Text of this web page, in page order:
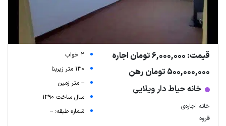
قیمت: 6,000,000 تومان اجاره
500,000,000 تومان رهن
خانه حیاط دار ویلایی
خانه اجاره‌ی
قروه
2 خواب
130 متر زیربنا
-- متر زمین
سال ساخت 1390
شماره طبقه: --